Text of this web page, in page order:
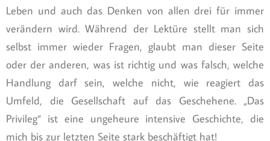
Leben und auch das Denken von allen drei für immer
verändern wird. Während der Lektüre stellt man sich
selbst immer wieder Fragen, glaubt man dieser Seite
oder der anderen, was ist richtig und was falsch, welche
Handlung darf sein, welche nicht, wie reagiert das
Umfeld, die Gesellschaft auf das Geschehene. „Das
Privileg“ ist eine ungeheure intensive Geschichte, die
mich bis zur letzten Seite stark beschäftigt hat!